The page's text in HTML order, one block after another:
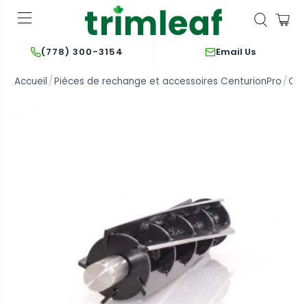
(778) 300-3154 Email Us
Accueil Pièces de rechange et accessoires CenturionPro